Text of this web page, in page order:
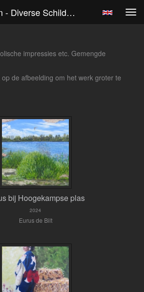
Rita Camphuijsen - Diverse Schilderijen
impressies etc. Gemengde
op de afbeelding om het werk groter te
bij Hoogekampse plas
2024
Eurus de Bilt